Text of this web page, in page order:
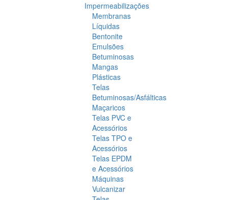
Impermeabilizações
Membranas
Líquidas
Bentonite
Emulsões
Betuminosas
Mangas
Plásticas
Telas
Betuminosas/Asfálticas
Maçaricos
Telas PVC e
Acessórios
Telas TPO e
Acessórios
Telas EPDM
e Acessórios
Máquinas
Vulcanizar